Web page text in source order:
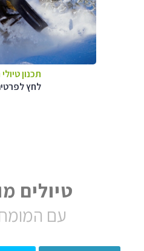
תכנון
לחץ
טיולים
עם